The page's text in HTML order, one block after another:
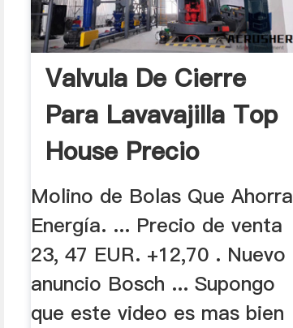
Valvula De Cierre
Para Lavavajilla Top
House Precio
Molino de Bolas Que Ahorra
Energía. ... Precio de venta
23, 47 EUR. +12,70 . Nuevo
anuncio Bosch ... Supongo
que este video es mas bien